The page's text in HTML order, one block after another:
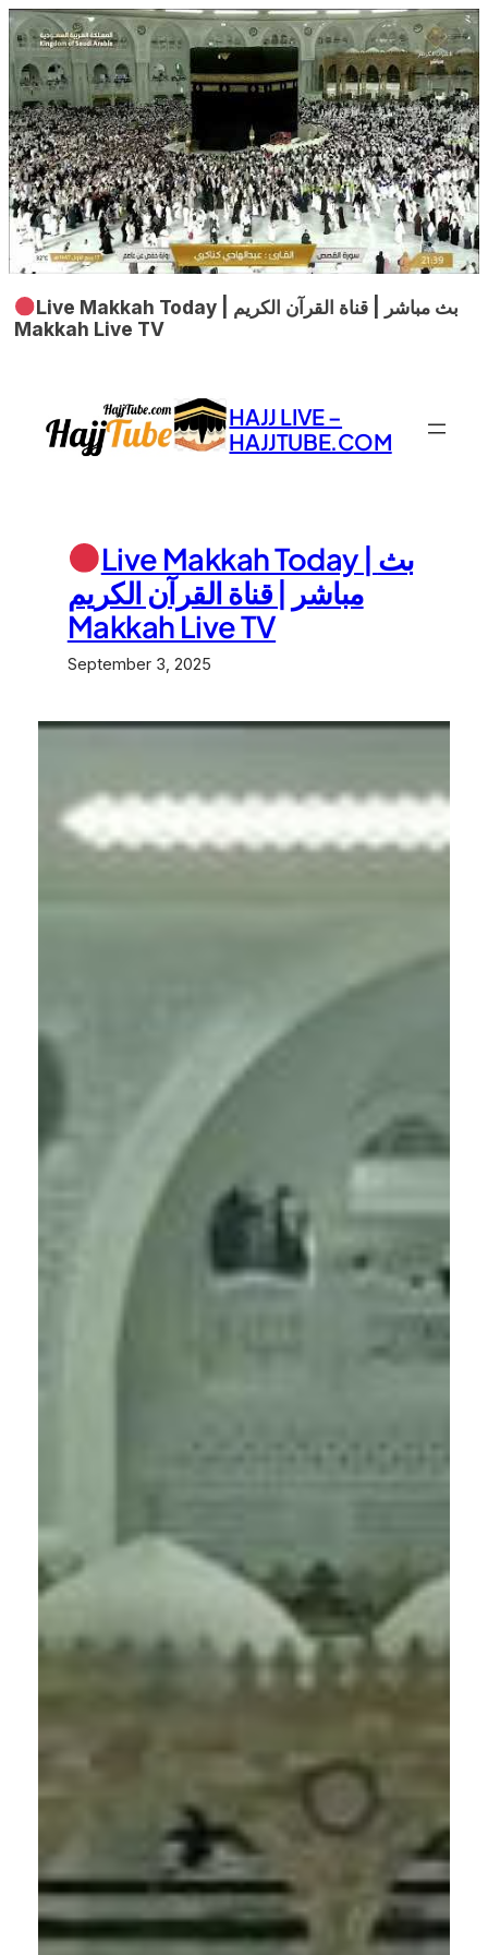
Live Makkah Today | بث مباشر | قناة القرآن الكريم
Makkah Live TV
content
HAJJ LIVE –
HAJJTUBE.COM
Live Makkah Today | بث
مباشر | قناة القرآن الكريم
Makkah Live TV
September 3, 2025